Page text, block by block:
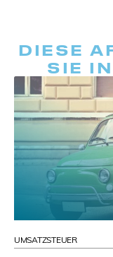
DIESE
SIE
UMSATZSTEUER